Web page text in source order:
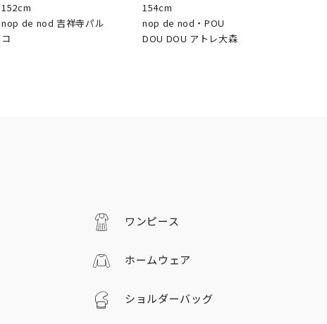
152cm
nop de nod 吉祥寺パル
コ
154cm
nop de nod・POU
DOU DOU アトレ大森
ワンピース
ホームウェア
ショルダーバッグ